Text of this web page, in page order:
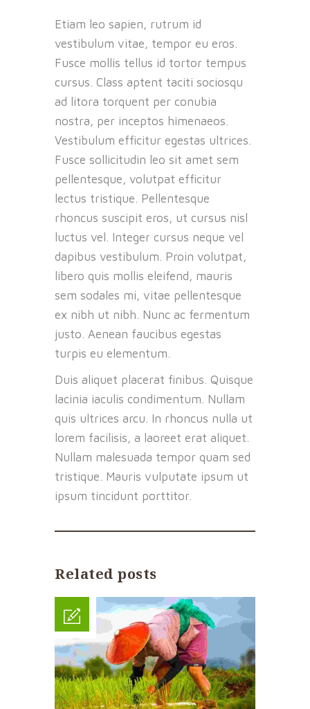
Etiam leo sapien, rutrum id
vestibulum vitae, tempor eu eros.
Fusce mollis tellus id tortor tempus
cursus. Class aptent taciti sociosqu
ad litora torquent per conubia
nostra, per inceptos himenaeos.
Vestibulum efficitur egestas ultrices.
Fusce sollicitudin leo sit amet sem
pellentesque, volutpat efficitur
lectus tristique. Pellentesque
rhoncus suscipit eros, ut cursus nisl
luctus vel. Integer cursus neque vel
dapibus vestibulum. Proin volutpat,
libero quis mollis eleifend, mauris
sem sodales mi, vitae pellentesque
ex nibh ut nibh. Nunc ac fermentum
justo. Aenean faucibus egestas
turpis eu elementum.
Duis aliquet placerat finibus. Quisque
lacinia iaculis condimentum. Nullam
quis ultrices arcu. In rhoncus nulla ut
lorem facilisis, a laoreet erat aliquet.
Nullam malesuada tempor quam sed
tristique. Mauris vulputate ipsum ut
ipsum tincidunt porttitor.
Related posts